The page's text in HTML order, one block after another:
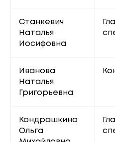
Станкевич
Наталья
Иосифовна
Иванова
Наталья
Григорьевна
Кондрашкина
Ольга